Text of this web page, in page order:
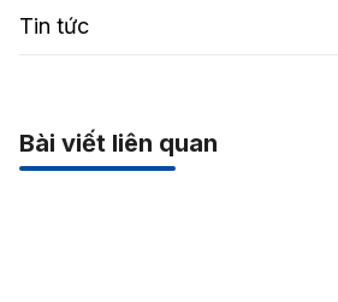
Tin tức
Bài viết liên quan